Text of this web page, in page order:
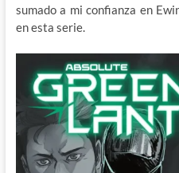
sumado a mi confianza en
en esta serie.